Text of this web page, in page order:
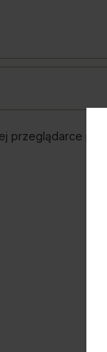
przeglądarce